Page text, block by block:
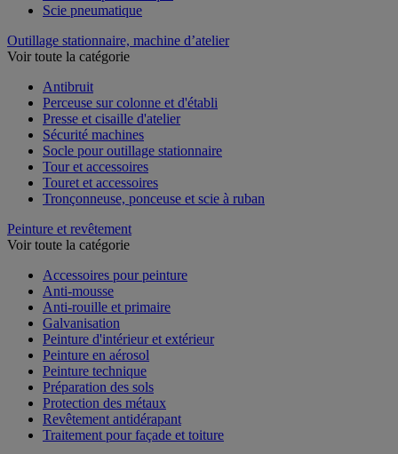
Scie pneumatique
Outillage stationnaire, machine d’atelier
Voir toute la catégorie
Antibruit
Perceuse sur colonne et d'établi
Presse et cisaille d'atelier
Sécurité machines
Socle pour outillage stationnaire
Tour et accessoires
Touret et accessoires
Tronçonneuse, ponceuse et scie à ruban
Peinture et revêtement
Voir toute la catégorie
Accessoires pour peinture
Anti-mousse
Anti-rouille et primaire
Galvanisation
Peinture d'intérieur et extérieur
Peinture en aérosol
Peinture technique
Préparation des sols
Protection des métaux
Revêtement antidérapant
Traitement pour façade et toiture